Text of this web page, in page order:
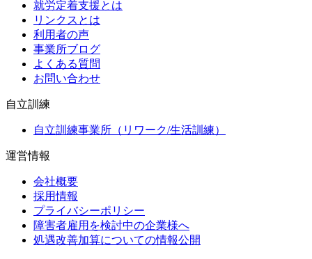
就労定着支援とは
リンクスとは
利用者の声
事業所ブログ
よくある質問
お問い合わせ
自立訓練
自立訓練事業所（リワーク/生活訓練）
運営情報
会社概要
採用情報
プライバシーポリシー
障害者雇用を検討中の企業様へ
処遇改善加算についての情報公開